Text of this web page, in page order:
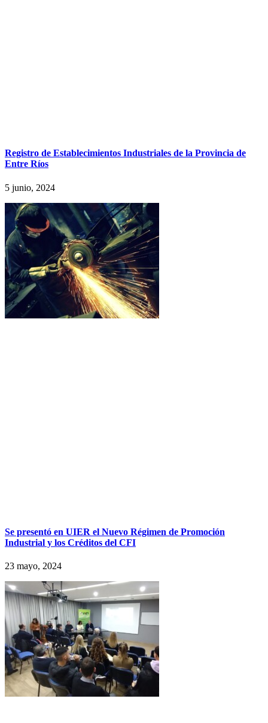
Registro de Establecimientos Industriales de la Provincia de
Entre Ríos
5 junio, 2024
Se presentó en UIER el Nuevo Régimen de Promoción
Industrial y los Créditos del CFI
23 mayo, 2024